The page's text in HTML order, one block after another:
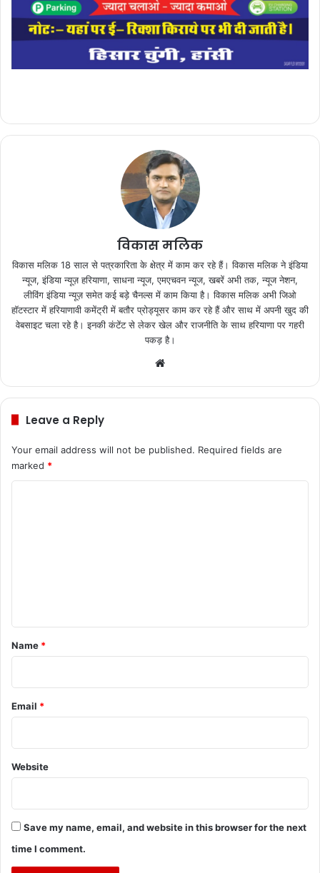
विकास मलिक
विकास मलिक 18 साल से पत्रकारिता के क्षेत्र में काम कर रहे हैं। विकास मलिक ने इंडिया
न्यूज, इंडिया न्यूज़ हरियाणा, साधना न्यूज, एमएचवन न्यूज, खबरें अभी तक, न्यूज नेशन,
लीविंग इंडिया न्यूज़ समेत कई बड़े चैनल्स में काम किया है। विकास मलिक अभी जिओ
हॉटस्टार में हरियाणावी कमेंट्री में बतौर प्रोड्यूसर काम कर रहे हैं और साथ में अपनी खुद की
वेबसाइट चला रहे है। इनकी कंटेंट से लेकर खेल और राजनीति के साथ हरियाणा पर गहरी
पकड़ है।
te
Leave a Reply
Your email address will not be published. Required fields are
marked *
*
Name *
Email *
Website
Save my name, email, and website in this browser for the next
time I comment.